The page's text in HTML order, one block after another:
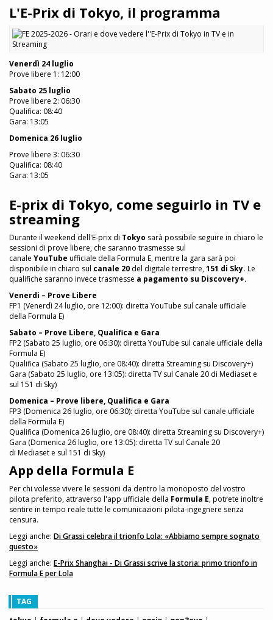
L'E-Prix di Tokyo, il programma
Venerdì 24 luglio
Prove libere 1: 12:00
Sabato 25 luglio
Prove libere 2: 06:30
Qualifica: 08:40
Gara: 13:05
Domenica 26 luglio
Prove libere 3: 06:30
Qualifica: 08:40
Gara: 13:05
E-prix di Tokyo, come seguirlo in TV e
streaming
Durante il weekend dell'E-prix di Tokyo sarà possibile seguire in chiaro le
sessioni di prove libere, che saranno trasmesse sul
canale YouTube ufficiale della Formula E, mentre la gara sarà poi
disponibile in chiaro sul canale 20 del digitale terrestre,151 di Sky. Le
qualifiche saranno invece trasmesse a pagamento su Discovery+.
Venerdi – Prove Libere
FP1 (Venerdì 24 luglio, ore 12:00): diretta YouTube sul canale ufficiale
della Formula E)
Sabato – Prove Libere, Qualifica e Gara
FP2 (Sabato 25 luglio, ore 06:30): diretta YouTube sul canale ufficiale della
Formula E)
Qualifica (Sabato 25 luglio, ore 08:40): diretta Streaming su Discovery+)
Gara (Sabato 25 luglio, ore 13:05): diretta TV sul Canale 20 di Mediaset e
sul 151 di Sky)
Domenica – Prove libere, Qualifica e Gara
FP3 (Domenica 26 luglio, ore 06:30): diretta YouTube sul canale ufficiale
della Formula E)
Qualifica (Domenica 26 luglio, ore 08:40): diretta Streaming su Discovery+)
Gara (Domenica 26 luglio, ore 13:05): diretta TV sul Canale 20
di Mediaset e sul 151 di Sky)
App della Formula E
Per chi volesse vivere le sessioni da dentro la monoposto del vostro
pilota preferito, attraverso l'app ufficiale della Formula E, potrete inoltre
sentire in tempo reale tutte le comunicazioni pilota-ingegnere senza
censura.
Leggi anche: Di Grassi celebra il trionfo Lola: «Abbiamo sempre sognato
questo»
Leggi anche: E-Prix Shanghai - Di Grassi scrive la storia: primo trionfo in
Formula E per Lola
TAG